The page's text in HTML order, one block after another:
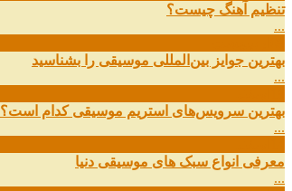
تنظیم آهنگ چیست؟
...
بهترین جوایز بین‌المللی موسیقی را بشناسید
...
بهترین سرویس‌های استریم موسیقی کدام است؟
...
معرفی انواع سبک های موسیقی دنیا
...